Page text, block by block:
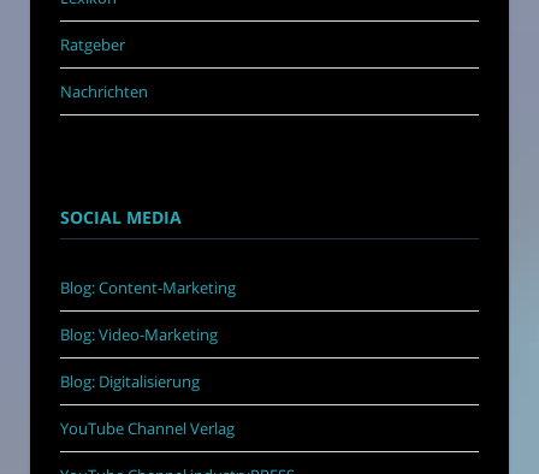
Ratgeber
Nachrichten
SOCIAL MEDIA
Blog: Content-Marketing
Blog: Video-Marketing
Blog: Digitalisierung
YouTube Channel Verlag